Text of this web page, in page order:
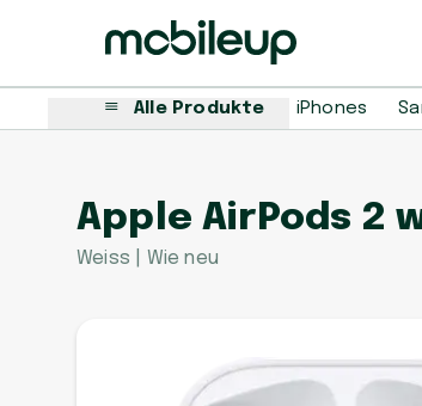
Alle Produkte iPhones
Apple AirPods 2
Weiss | Wie neu